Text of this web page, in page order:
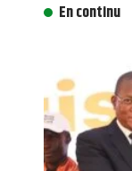
En continu